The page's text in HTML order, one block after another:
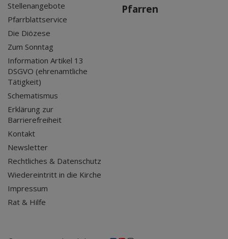
Stellenangebote
Pfarrblattservice
Die Diözese
Zum Sonntag
Information Artikel 13
DSGVO (ehrenamtliche
Tätigkeit)
Schematismus
Erklärung zur
Barrierefreiheit
Kontakt
Newsletter
Rechtliches & Datenschutz
Wiedereintritt in die Kirche
Impressum
Rat & Hilfe
Pfarren